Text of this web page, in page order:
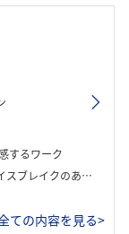
するワーク
ぐ形式のワークに取り組み、全体で好評をもらった。最後に座談会を現場社員と共に行った。
ての内容を見る>